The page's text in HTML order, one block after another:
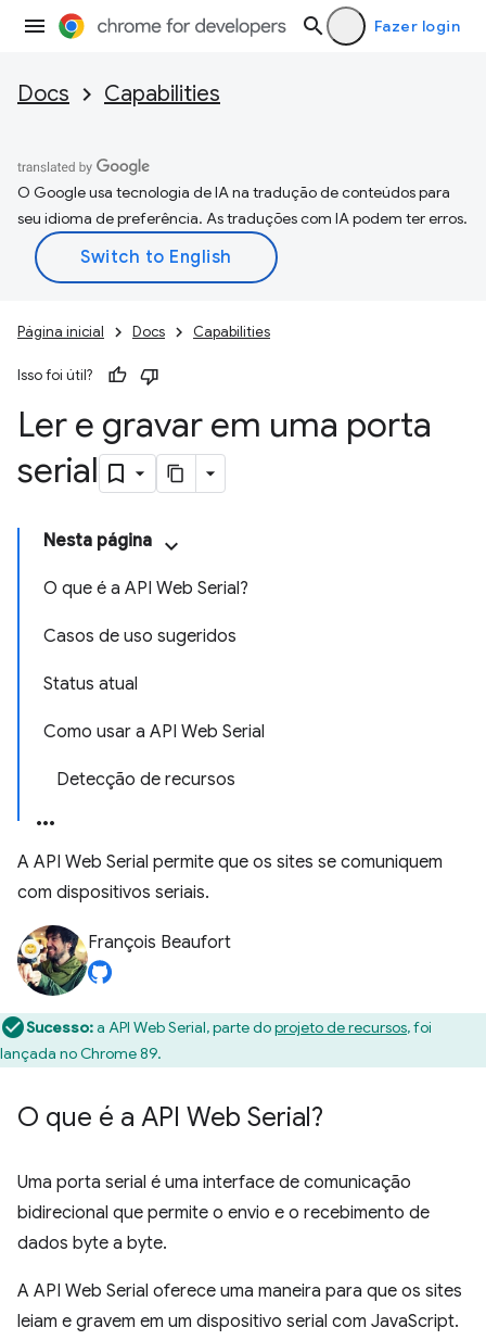
Fazer login
Docs Capabilities
O Google usa tecnologia de IA na tradução de conteúdos para
seu idioma de preferência. As traduções com IA podem ter erros.
Página inicial Docs Capabilities
Isso foi útil?
Ler e gravar em uma porta
serial
Nesta página
O que é a API Web Serial?
Casos de uso sugeridos
Status atual
Como usar a API Web Serial
Detecção de recursos
A API Web Serial permite que os sites se comuniquem
com dispositivos seriais.
François Beaufort
Sucesso:a API Web Serial, parte doprojeto de recursos, foi
lançada no Chrome 89.
O que é a API Web Serial?
Uma porta serial é uma interface de comunicação
bidirecional que permite o envio e o recebimento de
dados byte a byte.
A API Web Serial oferece uma maneira para que os sites
leiam e gravem em um dispositivo serial com JavaScript.